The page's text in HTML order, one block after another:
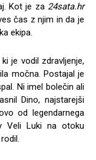
Kot je za 24sata.hr
čas z njim in da je
ekipa.
ki je vodil zdravljenje,
močna. Postajal je
Ni imel bolečin ali
Dino, najstarejši
od legendarnega
Veli Luki na otoku